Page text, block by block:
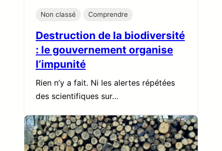
Non classé Comprendre
Destruction de la biodiversité
: le gouvernement organise
l’impunité
Rien n’y a fait. Ni les alertes répétées
des scientifiques sur…